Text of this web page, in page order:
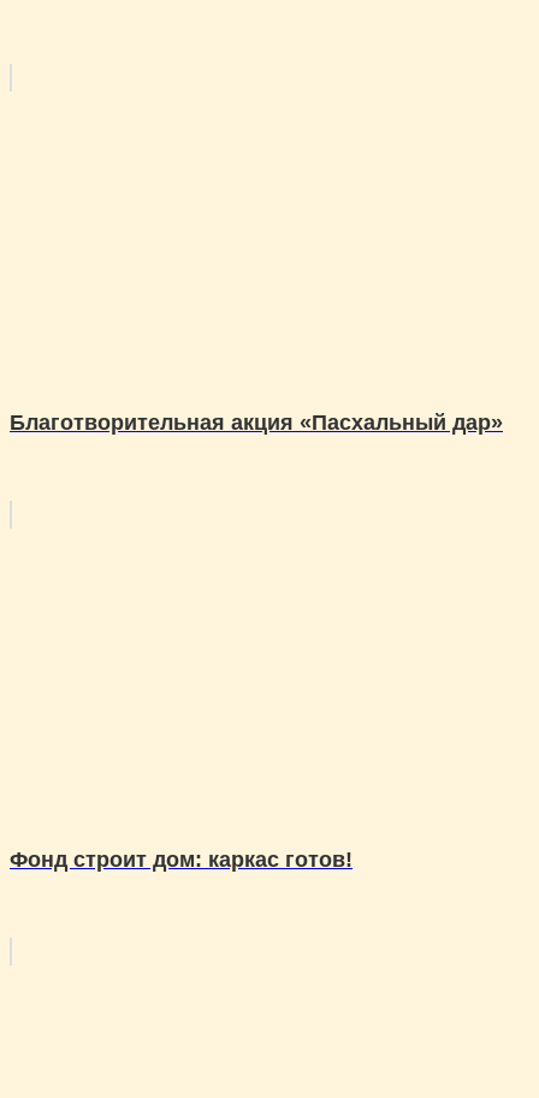
Благотворительная акция «Пасхальный дар»
Фонд строит дом: каркас готов!